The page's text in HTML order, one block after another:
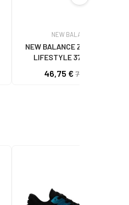
NEW BALANCE
NEW BALANCE ZAPATILLAS
LIFESTYLE 373V2 CON
46,75 €70,00 €